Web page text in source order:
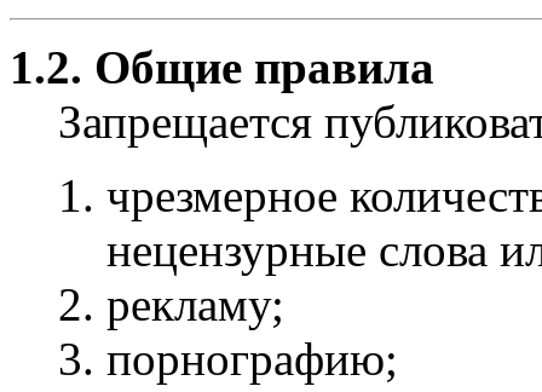
1.2. Общие правила
Запрещается
чрезмерное
нецензурные слова
рекламу;
порнографию;